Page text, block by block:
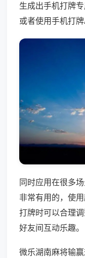
生成出手机打牌
或者使用手机打
同时应用在很多
非常有用的，使
打牌时可以合理
好友间互动乐趣。
微乐湖南麻将输